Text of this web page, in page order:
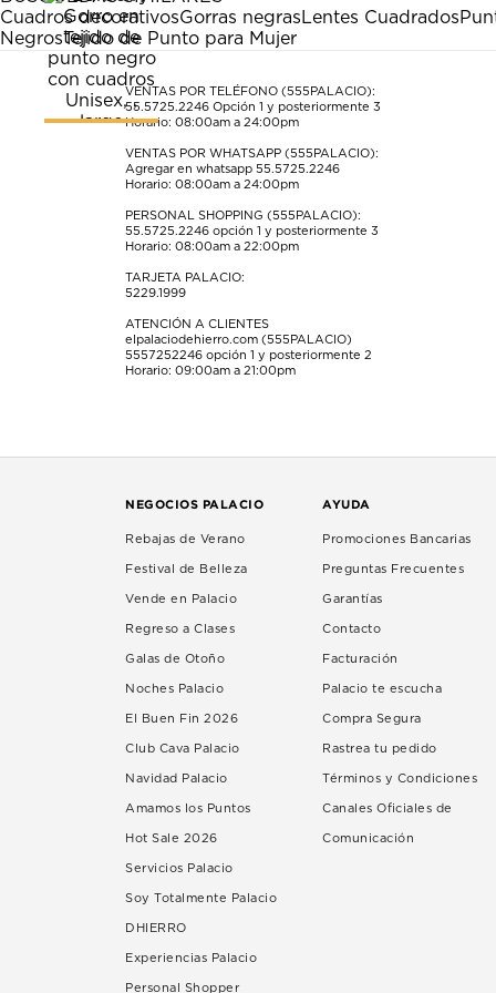
Cuadros decorativosGorras negras Lentes Cuadrados
NegrosTejido de Punto para Mujer
VENTAS POR TELÉFONO (555PALACIO):
55.5725.2246 Opción 1 y posteriormente 3
Horario: 08:00am a 24:00pm
VENTAS POR WHATSAPP (555PALACIO):
Agregar en whatsapp 55.5725.2246
Horario: 08:00am a 24:00pm
PERSONAL SHOPPING (555PALACIO):
55.5725.2246 opción 1 y posteriormente 3
Horario: 08:00am a 22:00pm
TARJETA PALACIO:
5229.1999
ATENCIÓN A CLIENTES
elpalaciodehierro.com (555PALACIO)
5557252246 opción 1 y posteriormente 2
Horario: 09:00am a 21:00pm
NEGOCIOS PALACIO
Rebajas de Verano
Festival de Belleza
Vende en Palacio
Regreso a Clases
Galas de Otoño
Noches Palacio
El Buen Fin 2026
Club Cava Palacio
Navidad Palacio
Amamos los Puntos
Hot Sale 2026
Servicios Palacio
Soy Totalmente Palacio
DHIERRO
Experiencias Palacio
Personal Shopper
AYUDA
Promociones Bancarias
Preguntas Frecuentes
Garantías
Contacto
Facturación
Palacio te escucha
Compra Segura
Rastrea tu pedido
Términos y Condiciones
Canales Oficiales de
Comunicación